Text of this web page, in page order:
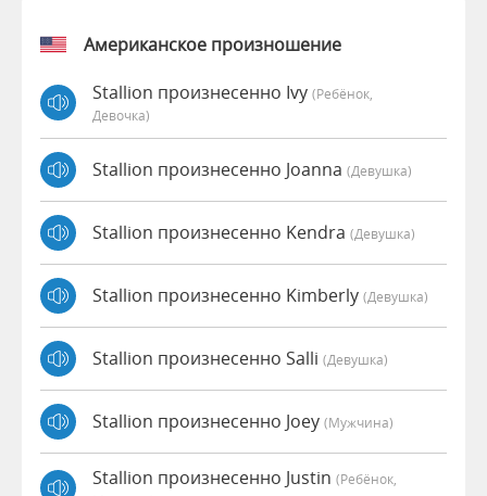
Американское произношение
Stallion произнесенно Ivy (Ребёнок,
Девочка)
Stallion произнесенно Joanna (девушка)
Stallion произнесенно Kendra (девушка)
Stallion произнесенно Kimberly (девушка)
Stallion произнесенно Salli (девушка)
Stallion произнесенно Joey (мужчина)
Stallion произнесенно Justin (Ребёнок,